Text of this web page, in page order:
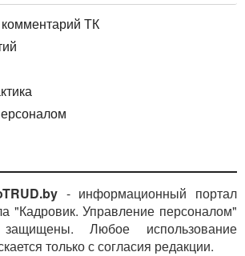
ТК
- информационный портал
"Кадровик. Управление персоналом"
Любое использование
только с согласия редакции.